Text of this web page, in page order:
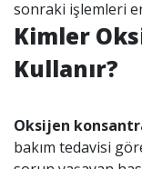
sonraki işlemleri
Kimler
Kullanır?
Oksijen
bakım tedavisi